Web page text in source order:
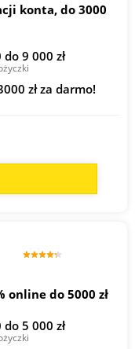
konta, do 3000
9 000 zł
zł za darmo!
online do 5000 zł
5 000 zł